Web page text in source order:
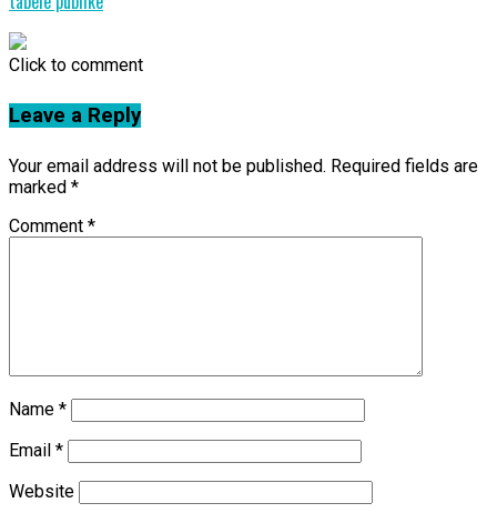
Click to comment
Leave a Reply
Your email address will not be published. Required fields are
marked *
Comment *
Name *
Email *
Website